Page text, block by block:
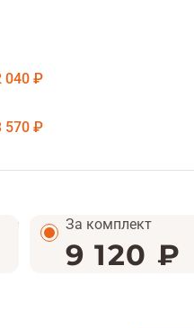
040 ₽
570 ₽
За комплект
9 120 ₽